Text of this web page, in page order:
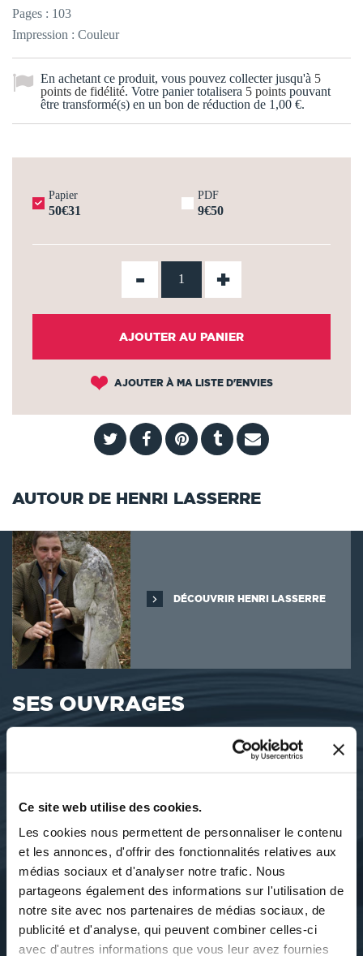
Ce site web utilise des cookies.
Les cookies nous permettent de personnaliser le contenu
et les annonces, d'offrir des fonctionnalités relatives aux
médias sociaux et d'analyser notre trafic. Nous
partageons également des informations sur l'utilisation de
notre site avec nos partenaires de médias sociaux, de
publicité et d'analyse, qui peuvent combiner celles-ci
avec d'autres informations que vous leur avez fournies
Pages : 103
Impression : Couleur
En achetant ce produit, vous pouvez collecter jusqu'à 5
points de fidélité. Votre panier totalisera 5 points pouvant
être transformé(s) en un bon de réduction de 1,00 €.
Papier
50€31
PDF
9€50
- +
AJOUTER AU PANIER
AJOUTER À MA LISTE D'ENVIES
AUTOUR DE HENRI LASSERRE
DÉCOUVRIR HENRI LASSERRE
SES OUVRAGES